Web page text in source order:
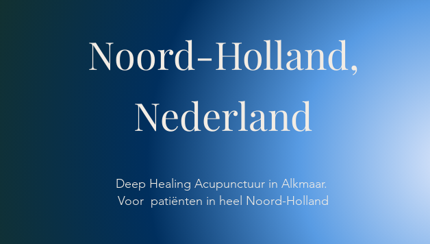
Noord-Holland,
Nederland
Deep Healing Acupunctuur in Alkmaar.
Voor patiënten in heel Noord-Holland